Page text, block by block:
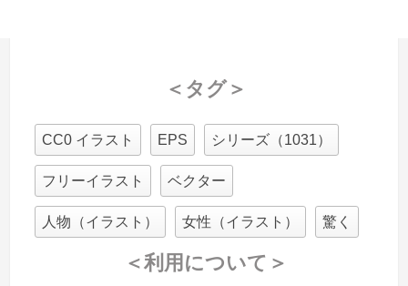
＜タグ＞
CC0 イラスト EPS シリーズ（1031）
フリーイラスト ベクター
人物（イラスト） 女性（イラスト） 驚く
＜利用について＞